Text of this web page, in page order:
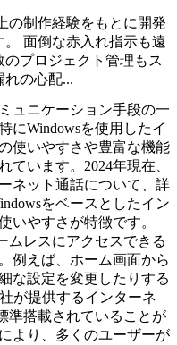
ュニケーション手段の一
にWindowsを使用したイ
使いやすさや豊富な機能
ています。2024年現在、
ネット通話について、詳
をベースとしたイン
いやすさが特徴です。
ムレスにアクセスできる
例えば、ホーム画面から
な設定を変更したりする
が提供するインターネ
準搭載されていることが
より、多くのユーザーが
の制作経験をもとに開発
面倒な赤入れ指示も遠
プロジェクト管理もス
れの心配...